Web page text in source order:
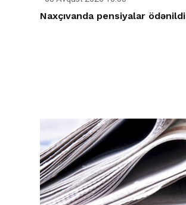
Naxçıvanda pensiyalar ödənildi